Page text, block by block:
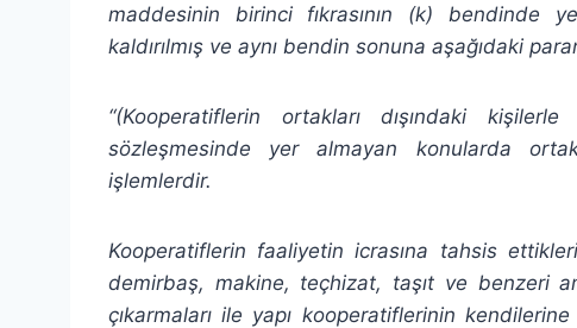
maddesinin birinci fıkrasının (k) bendinde
kaldırılmış ve aynı bendin sonuna aşağıdaki
“(Kooperatiflerin ortakları dışındaki
sözleşmesinde yer almayan konularda
işlemlerdir.
Kooperatiflerin faaliyetin icrasına tahsis
demirbaş, makine, teçhizat, taşıt ve benzeri
çıkarmaları ile yapı kooperatiflerinin